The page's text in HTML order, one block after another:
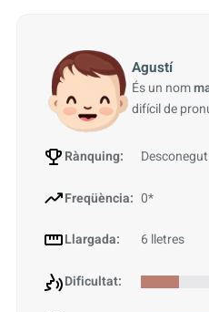
Rànquing: Desconegut
Freqüència: 0*
Llargada: 6 lletres
Dificultat:
Agustí
És un nom
difícil de